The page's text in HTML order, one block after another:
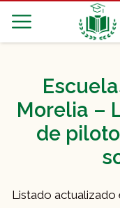
Morelia –
de
Listado actualizado